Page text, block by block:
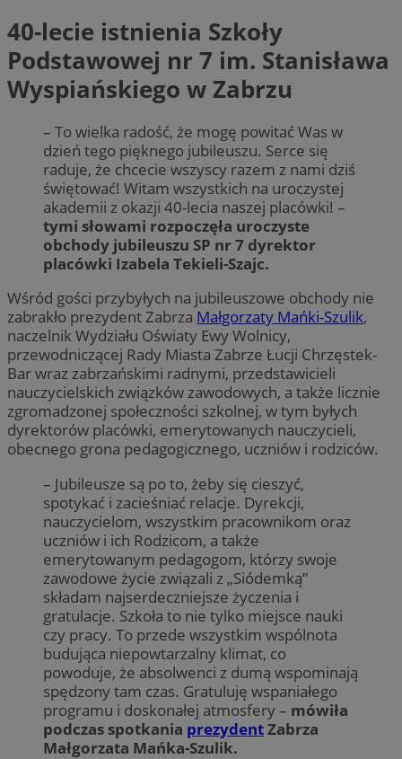
40-lecie istnienia Szkoły
Podstawowej nr 7 im. Stanisława
Wyspiańskiego w Zabrzu
– To wielka radość, że mogę powitać Was w
dzień tego pięknego jubileuszu. Serce się
raduje, że chcecie wszyscy razem z nami dziś
świętować! Witam wszystkich na uroczystej
akademii z okazji 40-lecia naszej placówki! –
tymi słowami rozpoczęła uroczyste
obchody jubileuszu SP nr 7 dyrektor
placówki Izabela Tekieli-Szajc.
Wśród gości przybyłych na jubileuszowe obchody nie
zabrakło prezydent Zabrza Małgorzaty Mańki-Szulik,
naczelnik Wydziału Oświaty Ewy Wolnicy,
przewodniczącej Rady Miasta Zabrze Łucji Chrzęstek-
Bar wraz zabrzańskimi radnymi, przedstawicieli
nauczycielskich związków zawodowych, a także licznie
zgromadzonej społeczności szkolnej, w tym byłych
dyrektorów placówki, emerytowanych nauczycieli,
obecnego grona pedagogicznego, uczniów i rodziców.
– Jubileusze są po to, żeby się cieszyć,
spotykać i zacieśniać relacje. Dyrekcji,
nauczycielom, wszystkim pracownikom oraz
uczniów i ich Rodzicom, a także
emerytowanym pedagogom, którzy swoje
zawodowe życie związali z „Siódemką”
składam najserdeczniejsze życzenia i
gratulacje. Szkoła to nie tylko miejsce nauki
czy pracy. To przede wszystkim wspólnota
budująca niepowtarzalny klimat, co
powoduje, że absolwenci z dumą wspominają
spędzony tam czas. Gratuluję wspaniałego
programu i doskonałej atmosfery – mówiła
podczas spotkania prezydentZabrza
Małgorzata Mańka-Szulik.